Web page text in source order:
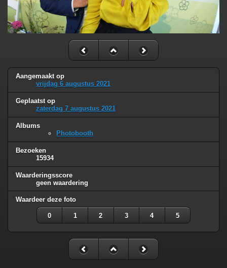
Aangemaakt op
vrijdag 6 augustus 2021
Geplaatst op
zaterdag 7 augustus 2021
Albums
Photobooth
Bezoeken
15934
Waarderingsscore
geen waardering
Waardeer deze foto
0 1 2 3 4 5